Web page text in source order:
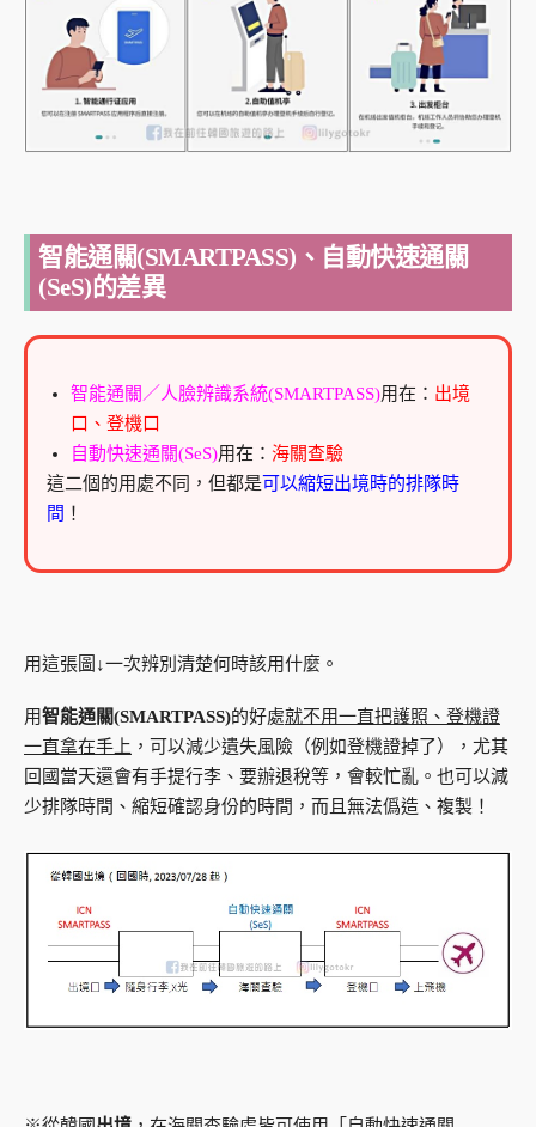
智能通關(SMARTPASS)、自動快速通關
(SeS)的差異
智能通關／人臉辨識系統(SMARTPASS)用在： 出境
口、登機口
自動快速通關(SeS)用在： 海關查驗
這二個的用處不同，但都是可以縮短出境時的排隊時
間 ！
用這張圖↓一次辨別清楚何時該用什麼。
用智能通關(SMARTPASS)的好處就不用一直把護照、登機證
一直拿在手上 ，可以減少遺失風險（例如登機證掉了），尤其
回國當天還會有手提行李、要辦退稅等，會較忙亂。也可以減
少排隊時間、縮短確認身份的時間，而且無法僞造、複製！